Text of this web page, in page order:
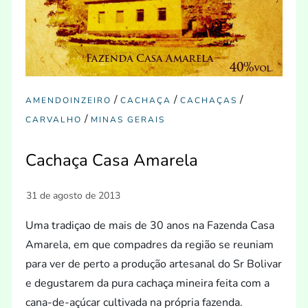
AMENDOINZEIRO /CACHAÇA /CACHAÇAS /
CARVALHO / MINAS GERAIS
Cachaça Casa Amarela
Uma tradiçao de mais de 30 anos na Fazenda Casa
Amarela, em que compadres da região se reuniam
para ver de perto a produção artesanal do Sr Bolivar
e degustarem da pura cachaça mineira feita com a
cana-de-açúcar cultivada na própria fazenda.